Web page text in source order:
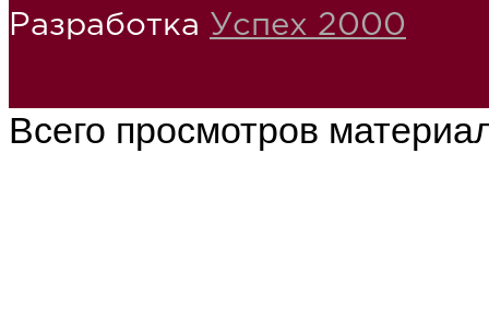
Разработка Успех 2000
Всего просмотров